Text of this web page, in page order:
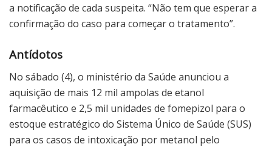
a notificação de cada suspeita. “Não tem que esperar a
confirmação do caso para começar o tratamento”.
Antídotos
No sábado (4), o ministério da Saúde anunciou a
aquisição de mais 12 mil ampolas de etanol
farmacêutico e 2,5 mil unidades de fomepizol para o
estoque estratégico do Sistema Único de Saúde (SUS)
para os casos de intoxicação por metanol pelo